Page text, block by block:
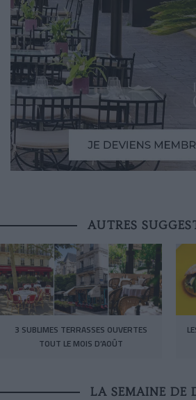
AUTRES
3 SUBLIMES TERRASSES OUVERTES
TOUT LE MOIS D’AOÛT
LA SEMAINE DE